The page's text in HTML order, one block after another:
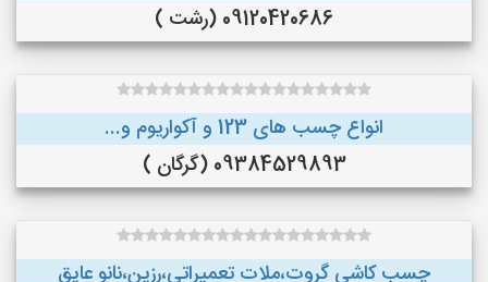
09120420686 (رشت )
انواع چسب های 123 و آکواریوم و...
09384529893 (گرگان )
چسب کاشی گروت،ملات تعمیراتی،رزین،نانو عایق